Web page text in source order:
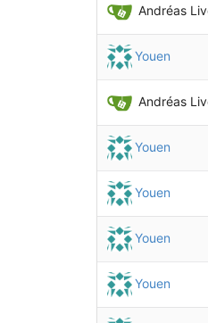
Andréas
Youen
Andréas
Youen
Youen
Youen
Youen